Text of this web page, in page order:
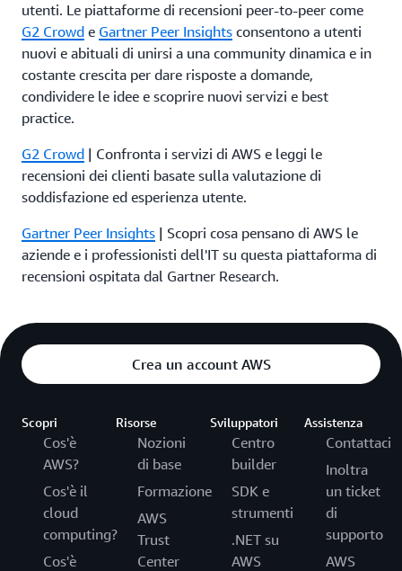
utenti. Le piattaforme di recensioni peer-to-peer come
G2 Crowd e Gartner Peer Insights consentono a utenti
nuovi e abituali di unirsi a una community dinamica e in
costante crescita per dare risposte a domande,
condividere le idee e scoprire nuovi servizi e best
practice.
G2 Crowd | Confronta i servizi di AWS e leggi le
recensioni dei clienti basate sulla valutazione di
soddisfazione ed esperienza utente.
Gartner Peer Insights | Scopri cosa pensano di AWS le
aziende e i professionisti dell'IT su questa piattaforma di
recensioni ospitata dal Gartner Research.
Crea un account AWS
Scopri
Cos'è
AWS?
Cos'è il
cloud
computing?
Cos'è
Risorse
Nozioni
di base
Formazione
AWS
Trust
Center
Sviluppatori
Centro
builder
SDK e
strumenti
.NET su
AWS
Assistenza
Contattaci
Inoltra
un ticket
di
supporto
AWS